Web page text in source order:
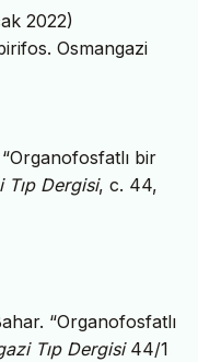
2022)
Osmangazi
bir
Tıp Dergisi, c. 44,
“Organofosfatlı
Tıp Dergisi44/1